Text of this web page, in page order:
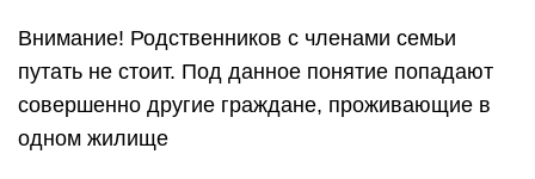
Внимание! Родственников с членами семьи
путать не стоит. Под данное понятие попадают
совершенно другие граждане, проживающие в
одном жилище